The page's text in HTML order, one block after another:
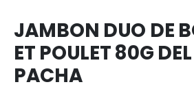
JAMBON DUO DE
ET POULET 80G DEL
PACHA